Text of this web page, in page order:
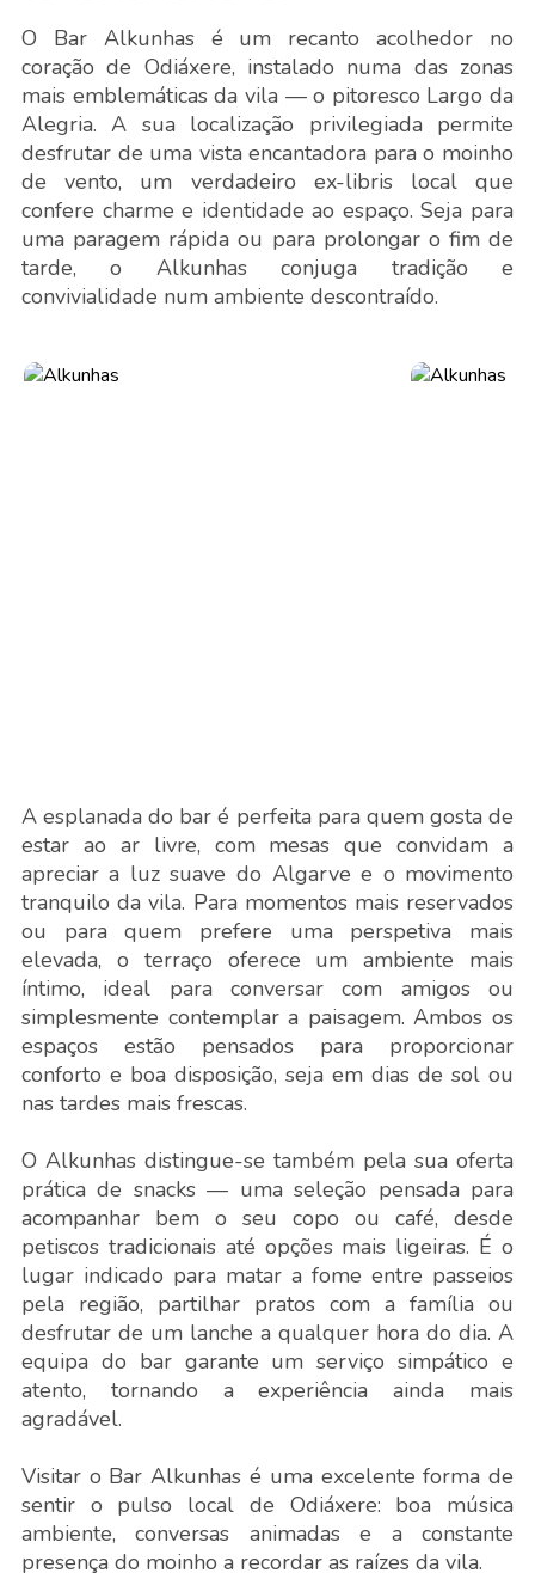
O Bar Alkunhas é um recanto acolhedor no
coração de Odiáxere, instalado numa das zonas
mais emblemáticas da vila — o pitoresco Largo da
Alegria. A sua localização privilegiada permite
desfrutar de uma vista encantadora para o moinho
de vento, um verdadeiro ex-libris local que
confere charme e identidade ao espaço. Seja para
uma paragem rápida ou para prolongar o fim de
tarde, o Alkunhas conjuga tradição e
convivialidade num ambiente descontraído.
A esplanada do bar é perfeita para quem gosta de
estar ao ar livre, com mesas que convidam a
apreciar a luz suave do Algarve e o movimento
tranquilo da vila. Para momentos mais reservados
ou para quem prefere uma perspetiva mais
elevada, o terraço oferece um ambiente mais
íntimo, ideal para conversar com amigos ou
simplesmente contemplar a paisagem. Ambos os
espaços estão pensados para proporcionar
conforto e boa disposição, seja em dias de sol ou
nas tardes mais frescas.
O Alkunhas distingue-se também pela sua oferta
prática de snacks — uma seleção pensada para
acompanhar bem o seu copo ou café, desde
petiscos tradicionais até opções mais ligeiras. É o
lugar indicado para matar a fome entre passeios
pela região, partilhar pratos com a família ou
desfrutar de um lanche a qualquer hora do dia. A
equipa do bar garante um serviço simpático e
atento, tornando a experiência ainda mais
agradável.
Visitar o Bar Alkunhas é uma excelente forma de
sentir o pulso local de Odiáxere: boa música
ambiente, conversas animadas e a constante
presença do moinho a recordar as raízes da vila.